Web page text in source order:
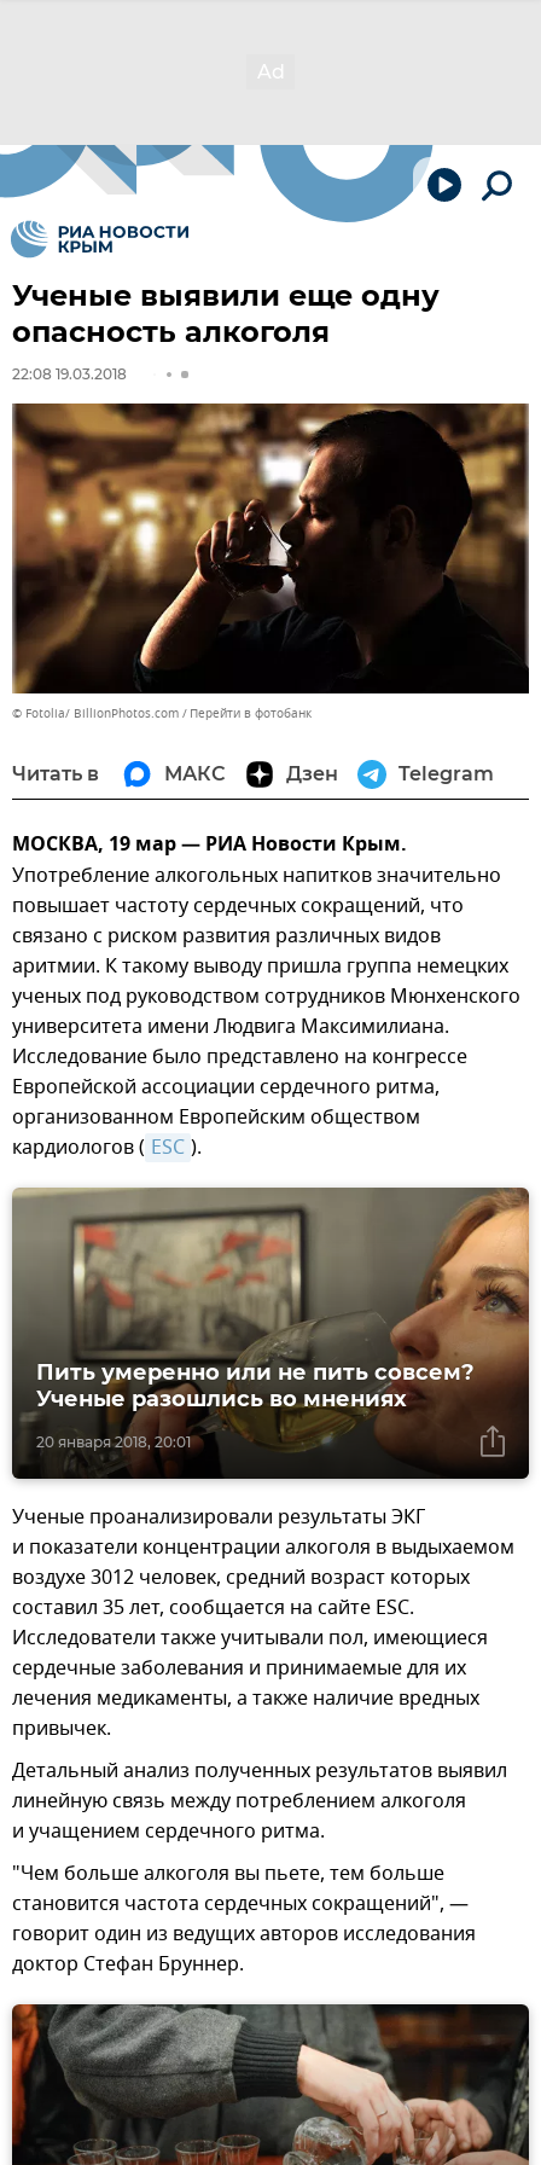
Ученые выявили еще одну
опасность алкоголя
22:08 19.03.2018
© Fotolia/ BillionPhotos.com Перейти в фотобанк
Читать в МАКС Дзен Telegram
МОСКВА, 19 мар — РИА Новости Крым.
Употребление алкогольных напитков значительно
повышает частоту сердечных сокращений, что
связано с риском развития различных видов
аритмии. К такому выводу пришла группа немецких
ученых под руководством сотрудников Мюнхенского
университета имени Людвига Максимилиана.
Исследование было представлено на конгрессе
Европейской ассоциации сердечного ритма,
организованном Европейским обществом
кардиологов ( ESC ).
20 января 2018, 20:01
Пить умеренно или не пить совсем?
Ученые разошлись во мнениях
Ученые проанализировали результаты ЭКГ
и показатели концентрации алкоголя в выдыхаемом
воздухе 3012 человек, средний возраст которых
составил 35 лет, сообщается на сайте ESC.
Исследователи также учитывали пол, имеющиеся
сердечные заболевания и принимаемые для их
лечения медикаменты, а также наличие вредных
привычек.
Детальный анализ полученных результатов выявил
линейную связь между потреблением алкоголя
и учащением сердечного ритма.
"Чем больше алкоголя вы пьете, тем больше
становится частота сердечных сокращений", —
говорит один из ведущих авторов исследования
доктор Стефан Бруннер.